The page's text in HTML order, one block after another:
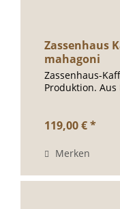
Zassenhaus
mahagoni
Zassenhaus-
Produktion.
119,00 € *
Merken